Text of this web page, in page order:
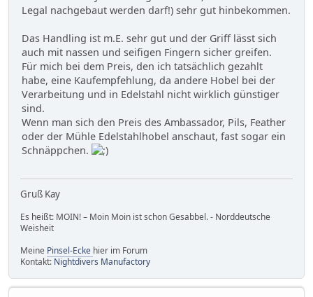
Legal nachgebaut werden darf!) sehr gut hinbekommen.
Das Handling ist m.E. sehr gut und der Griff lässt sich
auch mit nassen und seifigen Fingern sicher greifen.
Für mich bei dem Preis, den ich tatsächlich gezahlt
habe, eine Kaufempfehlung, da andere Hobel bei der
Verarbeitung und in Edelstahl nicht wirklich günstiger
sind.
Wenn man sich den Preis des Ambassador, Pils, Feather
oder der Mühle Edelstahlhobel anschaut, fast sogar ein
Schnäppchen.
Gruß Kay
Es heißt: MOIN! – Moin Moin ist schon Gesabbel. - Norddeutsche
Weisheit
Meine Pinsel-Ecke hier im Forum
Kontakt: Nightdivers Manufactory